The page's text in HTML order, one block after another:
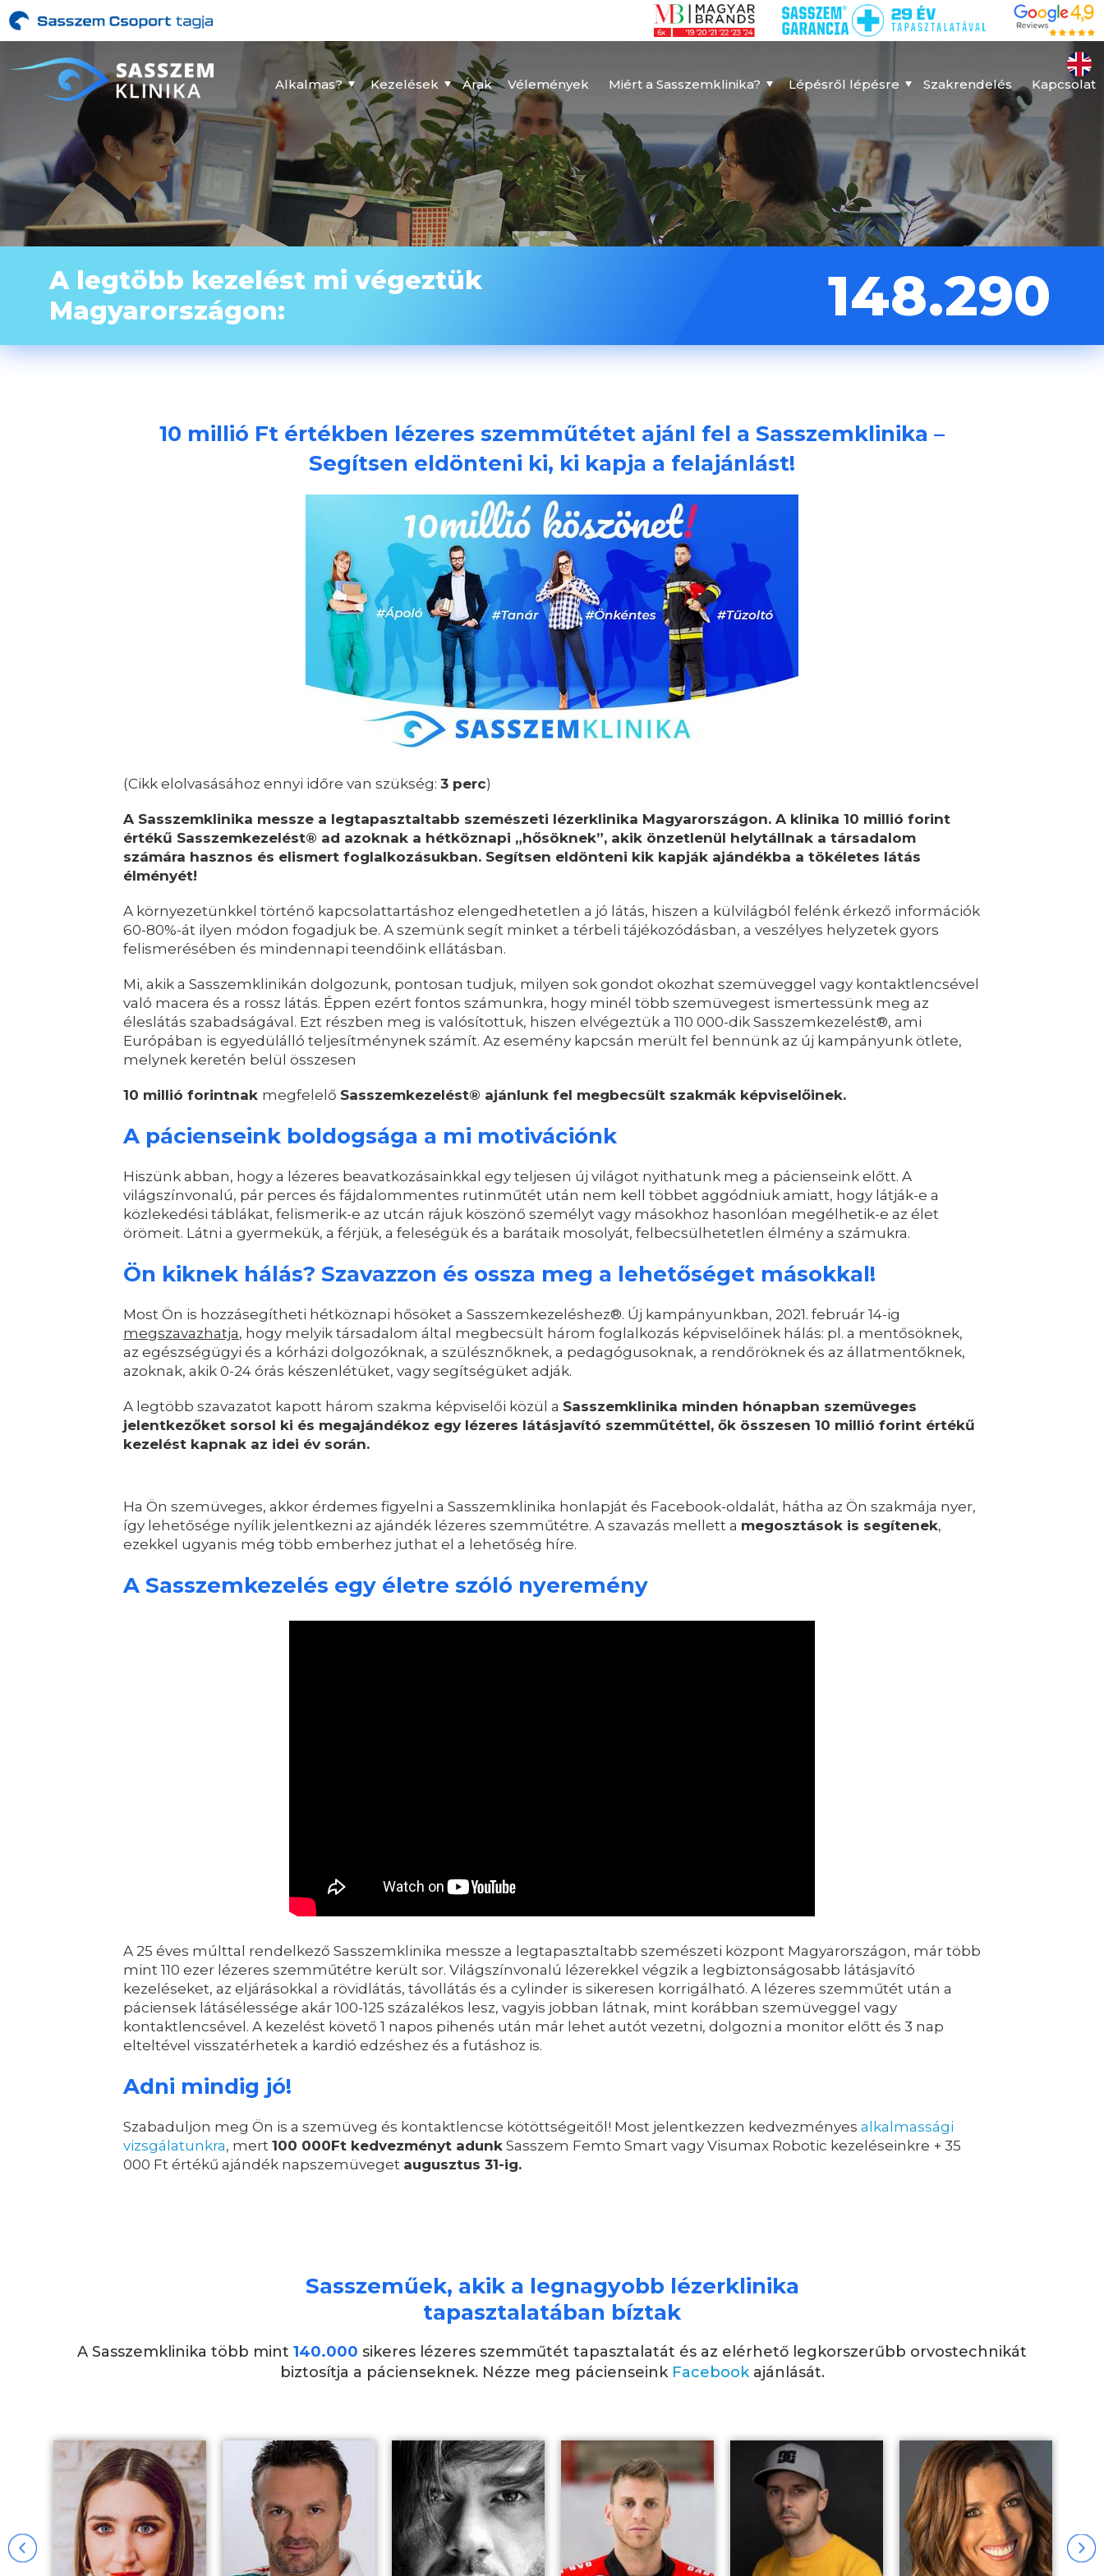
Alkalmas? Kezelések Árak Vélemények Miért a Sasszemklinika? Lépésről lépésre Szakrendelés Kapcsolat
A legtöbb kezelést mi végeztük
Magyarországon:
148.290
10 millió Ft értékben lézeres szemműtétet ajánl fel a Sasszemklinika –
Segítsen eldönteni ki, ki kapja a felajánlást!
(Cikk elolvasásához ennyi időre van szükség: 3 perc)
A Sasszemklinika messze a legtapasztaltabb szemészeti lézerklinika Magyarországon. A klinika 10 millió forint
értékű Sasszemkezelést® ad azoknak a hétköznapi „hősöknek”, akik önzetlenül helytállnak a társadalom
számára hasznos és elismert foglalkozásukban. Segítsen eldönteni kik kapják ajándékba a tökéletes látás
élményét!
A környezetünkkel történő kapcsolattartáshoz elengedhetetlen a jó látás, hiszen a külvilágból felénk érkező információk
60-80%-át ilyen módon fogadjuk be. A szemünk segít minket a térbeli tájékozódásban, a veszélyes helyzetek gyors
felismerésében és mindennapi teendőink ellátásban.
Mi, akik a Sasszemklinikán dolgozunk, pontosan tudjuk, milyen sok gondot okozhat szemüveggel vagy kontaktlencsével
való macera és a rossz látás. Éppen ezért fontos számunkra, hogy minél több szemüvegest ismertessünk meg az
éleslátás szabadságával. Ezt részben meg is valósítottuk, hiszen elvégeztük a 110 000-dik Sasszemkezelést®, ami
Európában is egyedülálló teljesítménynek számít. Az esemény kapcsán merült fel bennünk az új kampányunk ötlete,
melynek keretén belül összesen
10 millió forintnak megfelelő Sasszemkezelést® ajánlunk fel megbecsült szakmák képviselőinek.
A pácienseink boldogsága a mi motivációnk
Hiszünk abban, hogy a lézeres beavatkozásainkkal egy teljesen új világot nyithatunk meg a pácienseink előtt. A
világszínvonalú, pár perces és fájdalommentes rutinműtét után nem kell többet aggódniuk amiatt, hogy látják-e a
közlekedési táblákat, felismerik-e az utcán rájuk köszönő személyt vagy másokhoz hasonlóan megélhetik-e az élet
örömeit. Látni a gyermekük, a férjük, a feleségük és a barátaik mosolyát, felbecsülhetetlen élmény a számukra.
Ön kiknek hálás? Szavazzon és ossza meg a lehetőséget másokkal!
Most Ön is hozzásegítheti hétköznapi hősöket a Sasszemkezeléshez®. Új kampányunkban, 2021. február 14-ig
megszavazhatja, hogy melyik társadalom által megbecsült három foglalkozás képviselőinek hálás: pl. a mentősöknek,
az egészségügyi és a kórházi dolgozóknak, a szülésznőknek, a pedagógusoknak, a rendőröknek és az állatmentőknek,
azoknak, akik 0-24 órás készenlétüket, vagy segítségüket adják.
A legtöbb szavazatot kapott három szakma képviselői közül a Sasszemklinika minden hónapban szemüveges
jelentkezőket sorsol ki és megajándékoz egy lézeres látásjavító szemműtéttel, ők összesen 10 millió forint értékű
kezelést kapnak az idei év során.
Ha Ön szemüveges, akkor érdemes figyelni a Sasszemklinika honlapját és Facebook-oldalát, hátha az Ön szakmája nyer,
így lehetősége nyílik jelentkezni az ajándék lézeres szemműtétre. A szavazás mellett a megosztások is segítenek,
ezekkel ugyanis még több emberhez juthat el a lehetőség híre.
A Sasszemkezelés egy életre szóló nyeremény
A 25 éves múlttal rendelkező Sasszemklinika messze a legtapasztaltabb szemészeti központ Magyarországon, már több
mint 110 ezer lézeres szemműtétre került sor. Világszínvonalú lézerekkel végzik a legbiztonságosabb látásjavító
kezeléseket, az eljárásokkal a rövidlátás, távollátás és a cylinder is sikeresen korrigálható. A lézeres szemműtét után a
páciensek látásélessége akár 100-125 százalékos lesz, vagyis jobban látnak, mint korábban szemüveggel vagy
kontaktlencsével. A kezelést követő 1 napos pihenés után már lehet autót vezetni, dolgozni a monitor előtt és 3 nap
elteltével visszatérhetek a kardió edzéshez és a futáshoz is.
Adni mindig jó!
Szabaduljon meg Ön is a szemüveg és kontaktlencse kötöttségeitől! Most jelentkezzen kedvezményes alkalmassági
vizsgálatunkra, mert 100 000Ft kedvezményt adunk Sasszem Femto Smart vagy Visumax Robotic kezeléseinkre + 35
000 Ft értékű ajándék napszemüveget augusztus 31-ig.
Sasszeműek, akik a legnagyobb lézerklinika
tapasztalatában bíztak
A Sasszemklinika több mint 140.000 sikeres lézeres szemműtét tapasztalatát és az elérhető legkorszerűbb orvostechnikát
biztosítja a pácienseknek. Nézze meg pácienseink Facebookajánlását.